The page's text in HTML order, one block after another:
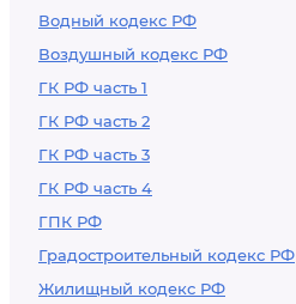
Водный кодекс РФ
Воздушный кодекс РФ
ГК РФ часть 1
ГК РФ часть 2
ГК РФ часть 3
ГК РФ часть 4
ГПК РФ
Градостроительный кодекс РФ
Жилищный кодекс РФ